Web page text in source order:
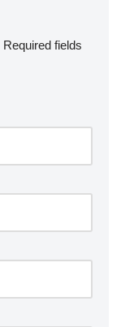
Required fields